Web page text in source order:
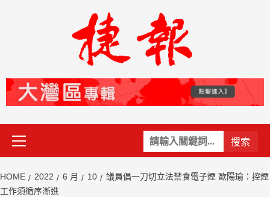
關
鍵
Primary
Menu
HOME 2022 6 月 10
議員倡一刀切立法禁食電子煙 歐陽瑜：控煙
工作須循序漸進